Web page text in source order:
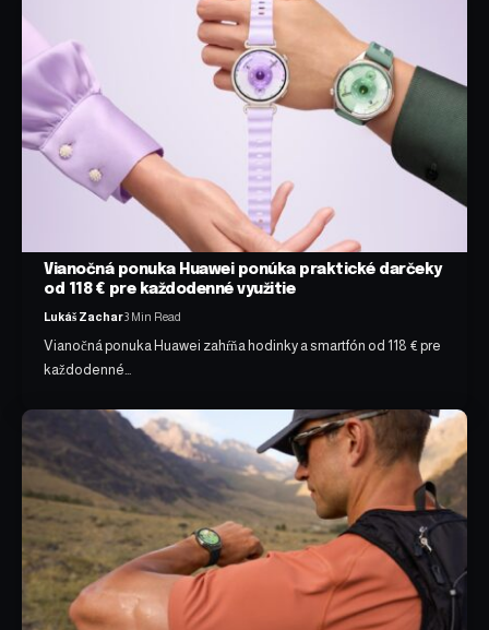
Vianočná ponuka Huawei ponúka praktické darčeky
od 118 € pre každodenné využitie
Lukáš Zachar3 Min Read
Vianočná ponuka Huawei zahŕňa hodinky a smartfón od 118 € pre
každodenné…